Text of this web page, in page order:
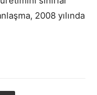
2008 yılında